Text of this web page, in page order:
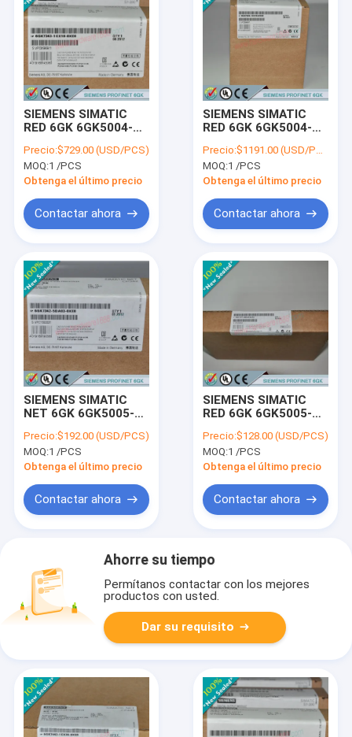
SIEMENS SIMATIC
RED 6GK 6GK5004-
6GK50041GL001AB2
Precio:$729.00 (USD/PCS)
MOQ:1 /PCS
Obtenga el último precio
Contactar ahora
SIEMENS SIMATIC
RED 6GK 6GK5004-
6GK50041GM001AB2
Precio:$1191.00 (USD/PCS)
MOQ:1 /PCS
Obtenga el último precio
Contactar ahora
SIEMENS SIMATIC
NET 6GK 6GK5005-
6GK50050BA001AA3
Precio:$192.00 (USD/PCS)
MOQ:1 /PCS
Obtenga el último precio
Contactar ahora
SIEMENS SIMATIC
RED 6GK 6GK5005-
6GK50050BA001AB2
Precio:$128.00 (USD/PCS)
MOQ:1 /PCS
Obtenga el último precio
Contactar ahora
Ahorre su tiempo
Permítanos contactar con los mejores
productos con usted.
Dar su requisito